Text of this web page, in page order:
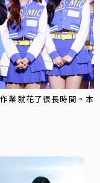
業就花了很長時間。本